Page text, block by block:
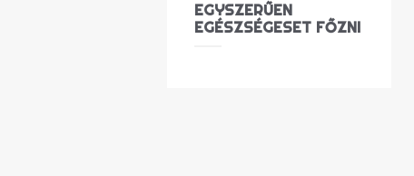
EGYSZERŰEN
EGÉSZSÉGESET FŐZNI